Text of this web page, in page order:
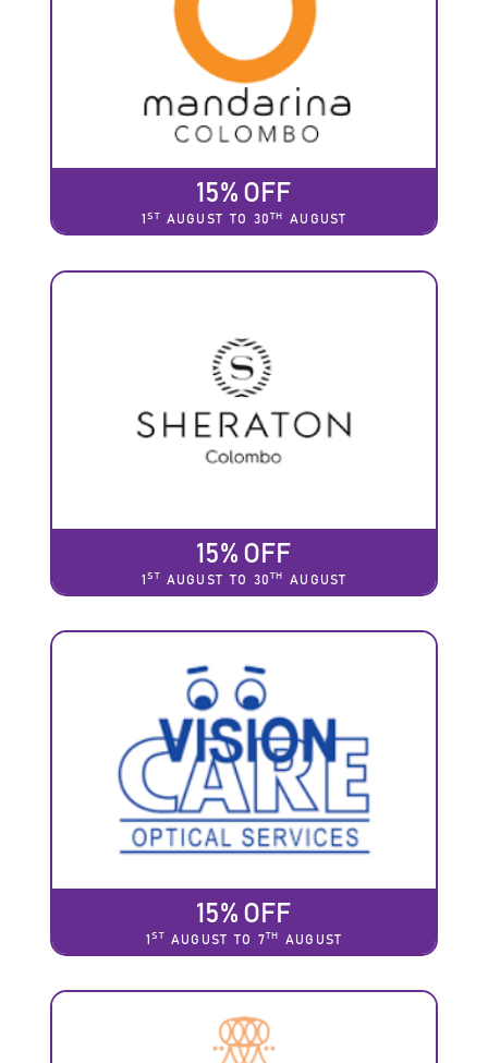
15% OFF
1 ST AUGUST TO 30 TH AUGUST
15% OFF
1 ST AUGUST TO 30 TH AUGUST
15% OFF
1 ST AUGUST TO 7TH AUGUST